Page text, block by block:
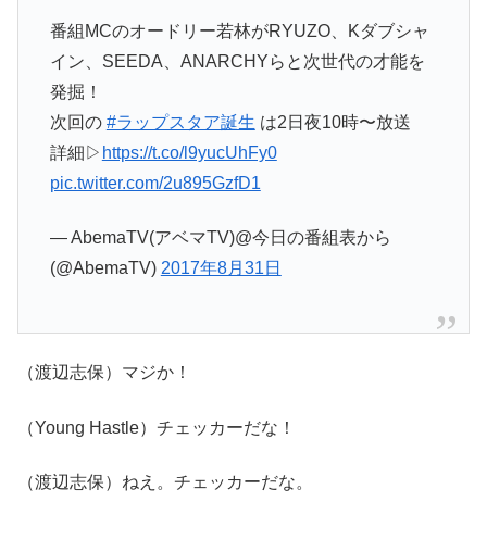
番組MCのオードリー若林がRYUZO、Kダブシャ
イン、SEEDA、ANARCHYらと次世代の才能を
発掘！
次回の #ラップスタア誕生 は2日夜10時〜放送
詳細▷ https://t.co/l9yucUhFy0
pic.twitter.com/2u895GzfD1
— AbemaTV(アベマTV)@今日の番組表から
(@AbemaTV) 2017年8月31日
（渡辺志保）マジか！
（Young Hastle）チェッカーだな！
（渡辺志保）ねえ。チェッカーだな。